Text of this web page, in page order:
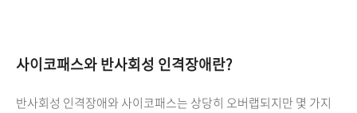
사이코패스와 반사회성 인격장애란?
반사회성 인격장애와 사이코패스는 상당히 오버랩되지만 몇 가지